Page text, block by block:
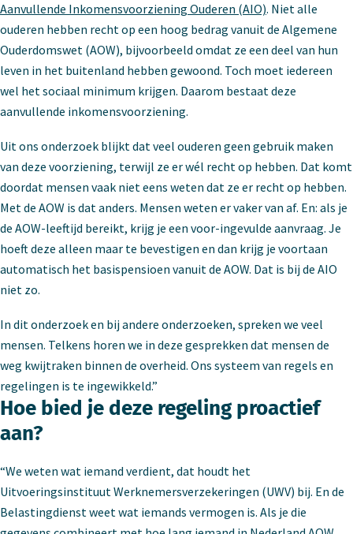
Aanvullende Inkomensvoorziening Ouderen (AIO). Niet alle
ouderen hebben recht op een hoog bedrag vanuit de Algemene
Ouderdomswet (AOW), bijvoorbeeld omdat ze een deel van hun
leven in het buitenland hebben gewoond. Toch moet iedereen
wel het sociaal minimum krijgen. Daarom bestaat deze
aanvullende inkomensvoorziening.
Uit ons onderzoek blijkt dat veel ouderen geen gebruik maken
van deze voorziening, terwijl ze er wél recht op hebben. Dat komt
doordat mensen vaak niet eens weten dat ze er recht op hebben.
Met de AOW is dat anders. Mensen weten er vaker van af. En: als je
de AOW-leeftijd bereikt, krijg je een voor-ingevulde aanvraag. Je
hoeft deze alleen maar te bevestigen en dan krijg je voortaan
automatisch het basispensioen vanuit de AOW. Dat is bij de AIO
niet zo.
In dit onderzoek en bij andere onderzoeken, spreken we veel
mensen. Telkens horen we in deze gesprekken dat mensen de
weg kwijtraken binnen de overheid. Ons systeem van regels en
regelingen is te ingewikkeld.”
Hoe bied je deze regeling proactief
aan?
“We weten wat iemand verdient, dat houdt het
Uitvoeringsinstituut Werknemersverzekeringen (UWV) bij. En de
Belastingdienst weet wat iemands vermogen is. Als je die